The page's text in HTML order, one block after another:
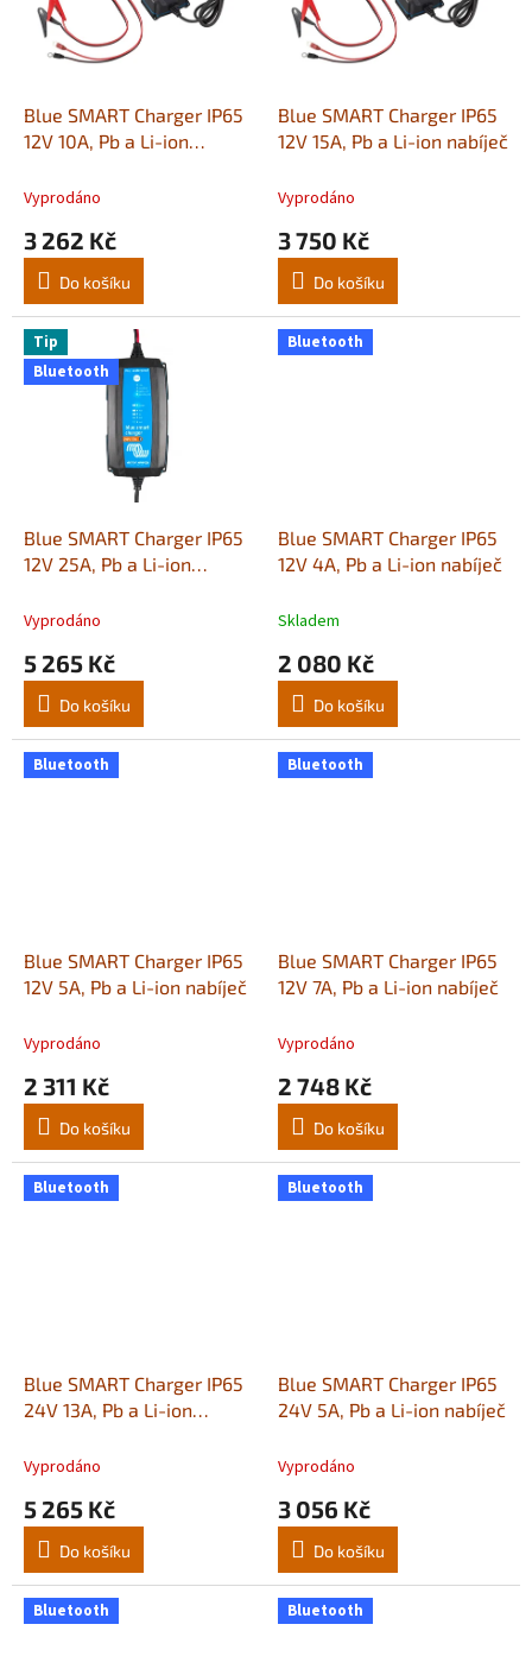
Blue SMART Charger IP65
12V 10A, Pb a Li-ion
Vyprodáno
3 262 Kč
Do košíku
Blue SMART Charger IP65
12V 15A, Pb a Li-ion nabíječ
Vyprodáno
3 750 Kč
Do košíku
Tip
Bluetooth
Blue SMART Charger IP65
12V 25A, Pb a Li-ion
Vyprodáno
5 265 Kč
Do košíku
Bluetooth
Blue SMART Charger IP65
12V 4A, Pb a Li-ion nabíječ
Skladem
2 080 Kč
Do košíku
Bluetooth
Blue SMART Charger IP65
12V 5A, Pb a Li-ion nabíječ
Vyprodáno
2 311 Kč
Do košíku
Bluetooth
Blue SMART Charger IP65
12V 7A, Pb a Li-ion nabíječ
Vyprodáno
2 748 Kč
Do košíku
Bluetooth
Blue SMART Charger IP65
24V 13A, Pb a Li-ion
Vyprodáno
5 265 Kč
Do košíku
Bluetooth
Blue SMART Charger IP65
24V 5A, Pb a Li-ion nabíječ
Vyprodáno
3 056 Kč
Do košíku
Bluetooth Bluetooth